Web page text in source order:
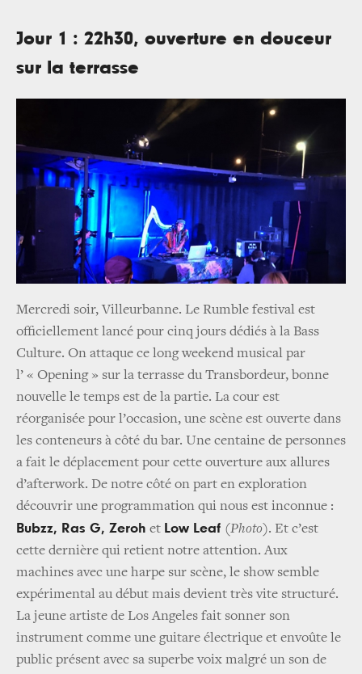
Jour 1 : 22h30, ouverture en douceur
sur la terrasse
Mercredi soir, Villeurbanne. Le Rumble festival est
officiellement lancé pour cinq jours dédiés à la Bass
Culture. On attaque ce long weekend musical par
l’ « Opening » sur la terrasse du Transbordeur, bonne
nouvelle le temps est de la partie. La cour est
réorganisée pour l’occasion, une scène est ouverte dans
les conteneurs à côté du bar. Une centaine de personnes
a fait le déplacement pour cette ouverture aux allures
d’afterwork. De notre côté on part en exploration
découvrir une programmation qui nous est inconnue :
Bubzz, Ras G, Zeroh et Low Leaf (Photo). Et c’est
cette dernière qui retient notre attention. Aux
machines avec une harpe sur scène, le show semble
expérimental au début mais devient très vite structuré.
La jeune artiste de Los Angeles fait sonner son
instrument comme une guitare électrique et envoûte le
public présent avec sa superbe voix malgré un son de